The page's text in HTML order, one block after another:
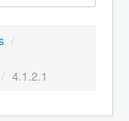
/
/ 4.1.2.1